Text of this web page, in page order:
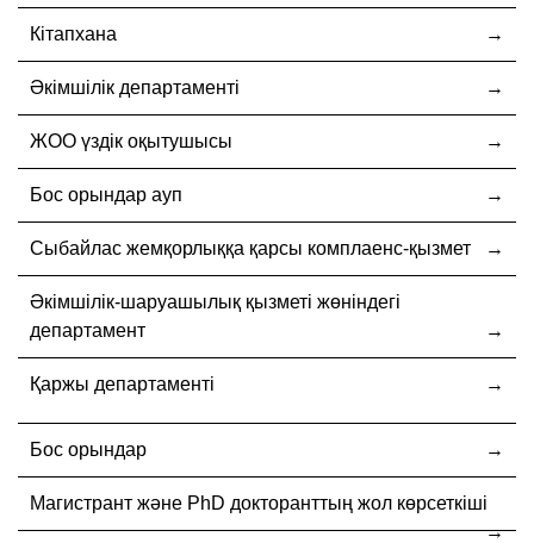
Кітапхана
Әкімшілік департаменті
ЖОО үздік оқытушысы
Бос орындар ауп
Cыбайлас жемқорлыққа қарсы комплаенс-қызмет
Әкімшілік-шаруашылық қызметі жөніндегі
департамент
Қаржы департаменті
Бос орындар
Магистрант және PhD докторанттың жол көрсеткіші